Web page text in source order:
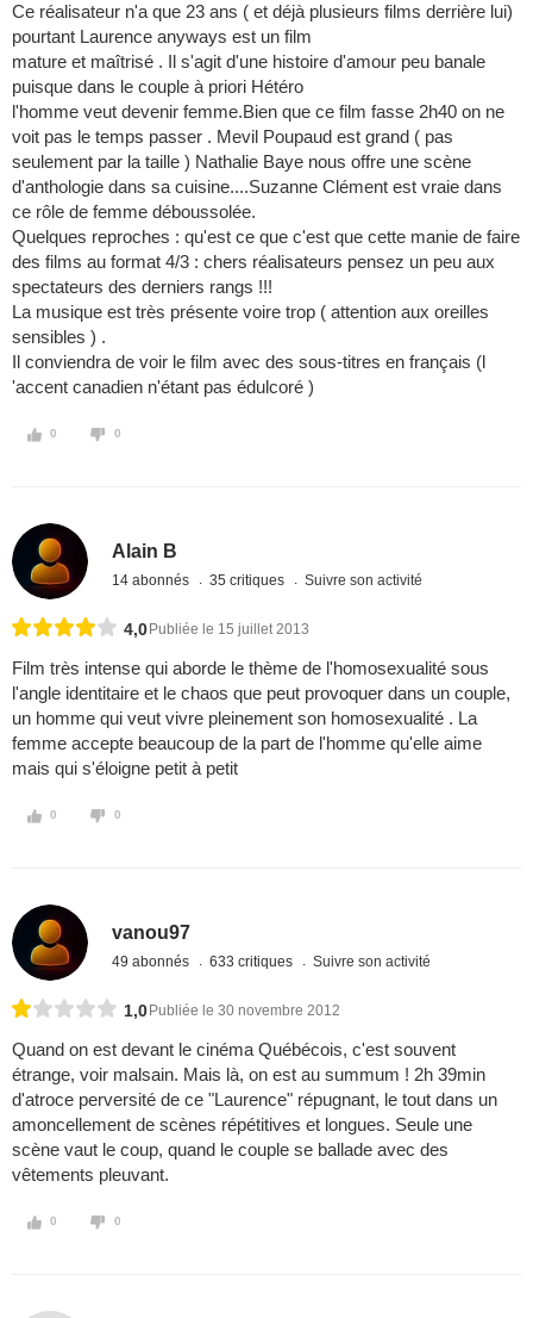
Ce réalisateur n'a que 23 ans ( et déjà plusieurs films derrière lui)
pourtant Laurence anyways est un film
mature et maîtrisé . Il s'agit d'une histoire d'amour peu banale
puisque dans le couple à priori Hétéro
l'homme veut devenir femme.Bien que ce film fasse 2h40 on ne
voit pas le temps passer . Mevil Poupaud est grand ( pas
seulement par la taille ) Nathalie Baye nous offre une scène
d'anthologie dans sa cuisine....Suzanne Clément est vraie dans
ce rôle de femme déboussolée.
Quelques reproches : qu'est ce que c'est que cette manie de faire
des films au format 4/3 : chers réalisateurs pensez un peu aux
spectateurs des derniers rangs !!!
La musique est très présente voire trop ( attention aux oreilles
sensibles ) .
Il conviendra de voir le film avec des sous-titres en français (l
'accent canadien n'étant pas édulcoré )
0 0
Alain B
14 abonnés 35 critiques Suivre son activité
4,0 Publiée le 15 juillet 2013
Film très intense qui aborde le thème de l'homosexualité sous
l'angle identitaire et le chaos que peut provoquer dans un couple,
un homme qui veut vivre pleinement son homosexualité . La
femme accepte beaucoup de la part de l'homme qu'elle aime
mais qui s'éloigne petit à petit
0 0
vanou97
49 abonnés 633 critiques Suivre son activité
1,0 Publiée le 30 novembre 2012
Quand on est devant le cinéma Québécois, c'est souvent
étrange, voir malsain. Mais là, on est au summum ! 2h 39min
d'atroce perversité de ce "Laurence" répugnant, le tout dans un
amoncellement de scènes répétitives et longues. Seule une
scène vaut le coup, quand le couple se ballade avec des
vêtements pleuvant.
0 0